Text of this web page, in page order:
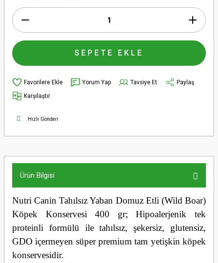
SEPETE EKLE
Yorum Yap Tavsiye Et
Paylaş
Karşılaştır
Hızlı Gönderi
Ürün Bilgisi
Nutri Canin Tahılsız Yaban Domuz Etli (Wild Boar)
Köpek Konservesi 400 gr; Hipoalerjenik tek
proteinli formülü ile tahılsız, şekersiz, glutensiz,
GDO içermeyen süper premium tam yetişkin köpek
konservesidir.